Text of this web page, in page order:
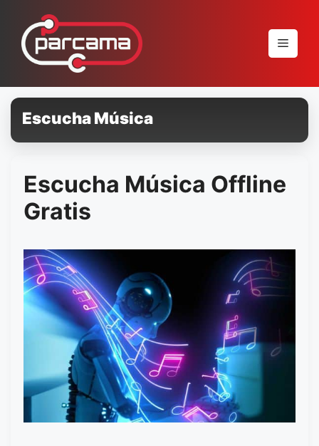
conteúdo
Menu
Escucha Música
Escucha Música Offline
Gratis